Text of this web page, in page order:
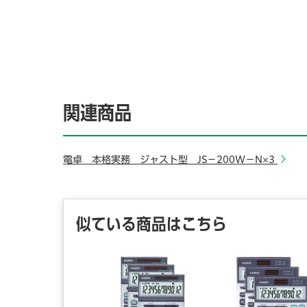
関連商品
電卓 本格実務 ジャスト型 JS－200W－N×3
似ている商品はこちら